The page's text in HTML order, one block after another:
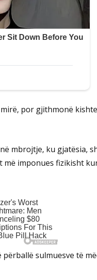
por gjithmonë
mbrojtje, ku gjatësia,
imponues fizikisht
sulmuesve të